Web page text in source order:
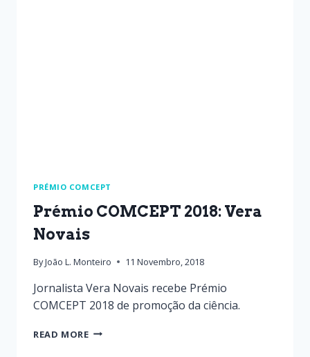
PRÉMIO COMCEPT
Prémio COMCEPT 2018: Vera
Novais
ByJoão L. Monteiro 11 Novembro, 2018
Jornalista Vera Novais recebe Prémio
COMCEPT 2018 de promoção da ciência.
READ MORE